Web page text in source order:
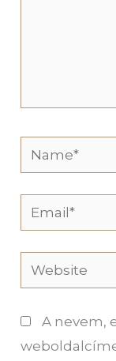
Name*
Email*
Website
A nevem,